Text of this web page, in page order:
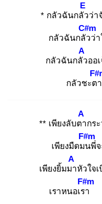
* กลัวฉันกลัว
E
ว่า
กลัวฉันกลัว
C#m
ว่
กลัวฉันกลัว
A
ออ
กลัวชะตา
** เพียงลับตา
A
กร
เพียงมืดมน
F#m
พี่
เพียงยิ้มมา
A
หัวใจ
เราหนอเรา
F#m